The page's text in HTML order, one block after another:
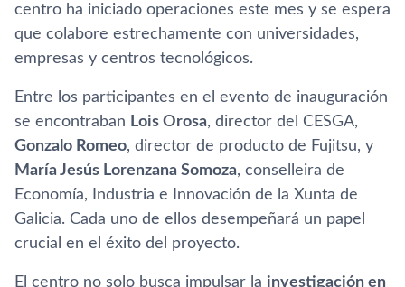
centro ha iniciado operaciones este mes y se espera
que colabore estrechamente con universidades,
empresas y centros tecnológicos.
Entre los participantes en el evento de inauguración
se encontraban Lois Orosa, director del CESGA,
Gonzalo Romeo, director de producto de Fujitsu, y
María Jesús Lorenzana Somoza, conselleira de
Economía, Industria e Innovación de la Xunta de
Galicia. Cada uno de ellos desempeñará un papel
crucial en el éxito del proyecto.
El centro no solo busca impulsar la investigación en